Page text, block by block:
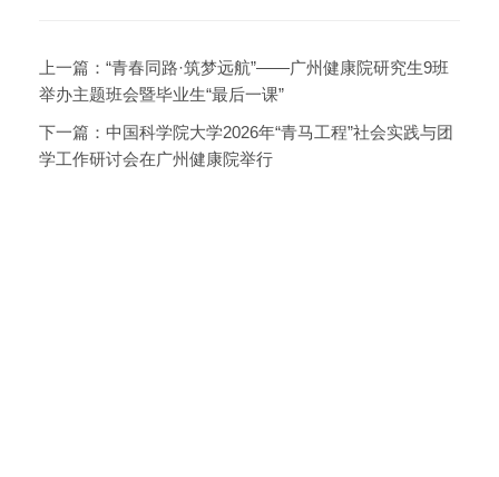
上一篇： “青春同路·筑梦远航”——广州健康院研究生9班
举办主题班会暨毕业生“最后一课”
下一篇： 中国科学院大学2026年“青马工程”社会实践与团
学工作研讨会在广州健康院举行